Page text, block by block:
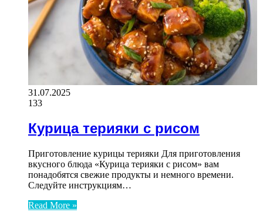
31.07.2025
133
Курица терияки с рисом
Приготовление курицы терияки Для приготовления
вкусного блюда «Курица терияки с рисом» вам
понадобятся свежие продукты и немного времени.
Следуйте инструкциям…
Read More »